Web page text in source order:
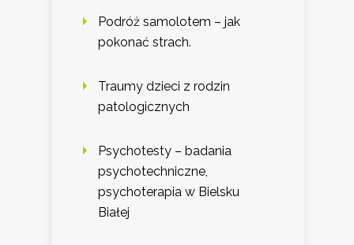
Podróż samolotem – jak
pokonać strach.
Traumy dzieci z rodzin
patologicznych
Psychotesty – badania
psychotechniczne,
psychoterapia w Bielsku
Białej